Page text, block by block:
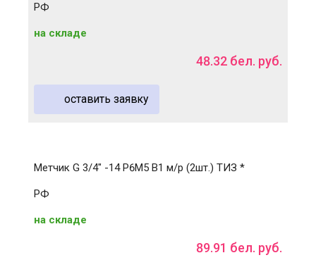
РФ
на складе
48.32 бел. руб.
оставить заявку
Метчик G 3/4" -14 Р6М5 B1 м/р (2шт.) ТИЗ *
РФ
на складе
89.91 бел. руб.